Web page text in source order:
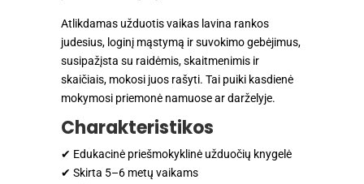
Atlikdamas užduotis vaikas lavina rankos
judesius, loginį mąstymą ir suvokimo gebėjimus,
susipažįsta su raidėmis, skaitmenimis ir
skaičiais, mokosi juos rašyti. Tai puiki kasdienė
mokymosi priemonė namuose ar darželyje.
Charakteristikos
✔ Edukacinė priešmokyklinė užduočių knygelė
✔ Skirta 5–6 metų vaikams